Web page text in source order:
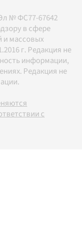
№ ФС77-67642
в сфере
и массовых
г. Редакция не
информации,
Редакция не
с